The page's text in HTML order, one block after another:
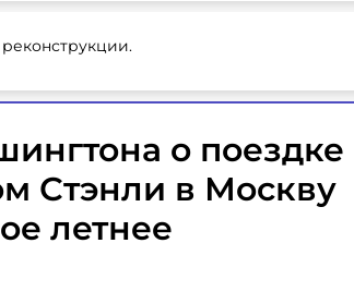
о поездке
Стэнли в Москву
летнее